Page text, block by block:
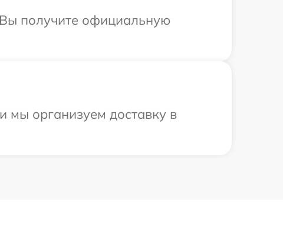
получите официальную
мы организуем доставку в